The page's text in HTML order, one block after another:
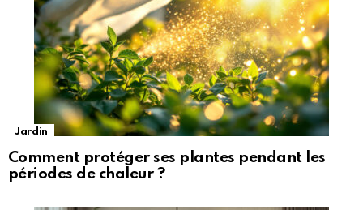
Jardin
Comment protéger ses plantes pendant les
périodes de chaleur ?